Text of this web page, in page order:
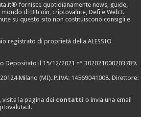
fornisce quotidianamente news, guide,
mondo di Bitcoin, criptovalute, Defi e Web3.
su questo sito non costituiscono consigli e
registrato di proprietà della ALESSIO
Depositato il 15/12/2021 n° 302021000203789.
Milano (MI). P.IVA: 14569041008. Direttore:
visita la pagina dei contatti o invia una email
.